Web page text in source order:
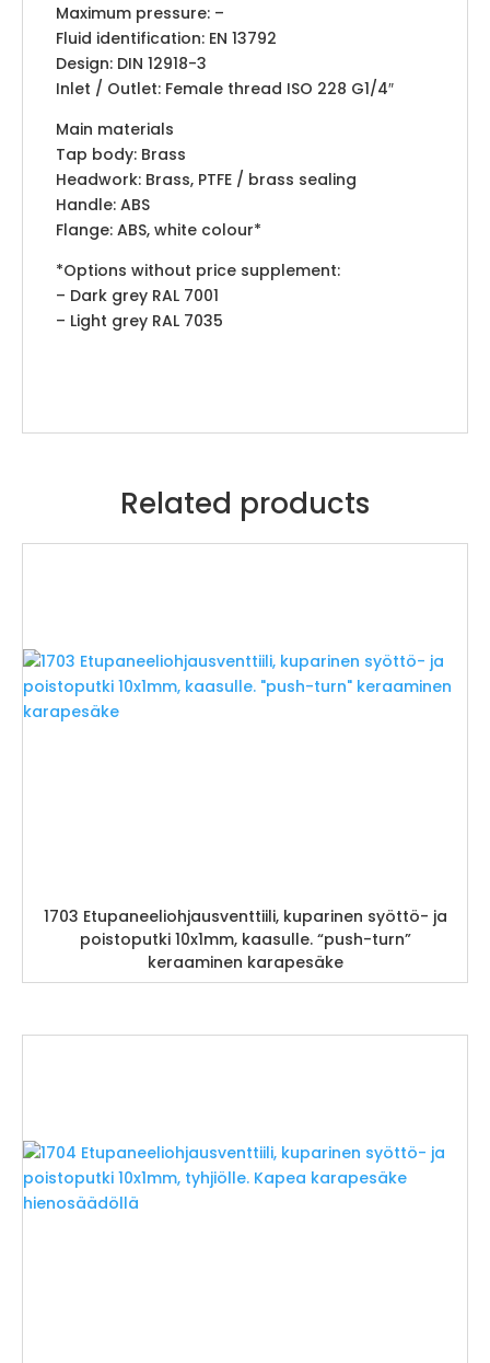
Maximum pressure: –
Fluid identification: EN 13792
Design: DIN 12918-3
Inlet / Outlet: Female thread ISO 228 G1/4″
Main materials
Tap body: Brass
Headwork: Brass, PTFE / brass sealing
Handle: ABS
Flange: ABS, white colour*
*Options without price supplement:
– Dark grey RAL 7001
– Light grey RAL 7035
Related products
1703 Etupaneeliohjausventtiili, kuparinen syöttö- ja
poistoputki 10x1mm, kaasulle. “push-turn”
keraaminen karapesäke